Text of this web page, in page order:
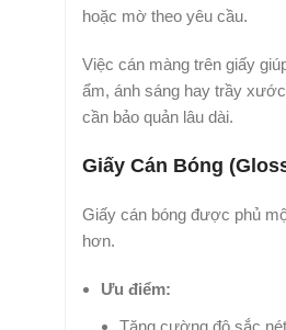
hoặc mờ theo yêu cầu.
Việc cán màng trên giấy
ẩm, ánh sáng hay trầy
cần bảo quản lâu dài.
Giấy Cán Bóng
Giấy cán bóng được phủ
hơn.
Ưu điểm:
Tăng cường độ sắc